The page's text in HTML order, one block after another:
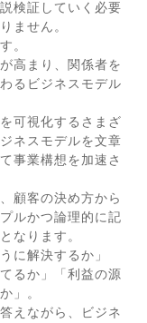
検証していく必要
ません。
。
高まり、関係者を
るビジネスモデル
可視化するさまざ
ネスモデルを文章
事業構想を加速さ
顧客の決め方から
ルかつ論理的に記
なります。
に解決するか」
るか」「利益の源
」。
えながら、ビジネ